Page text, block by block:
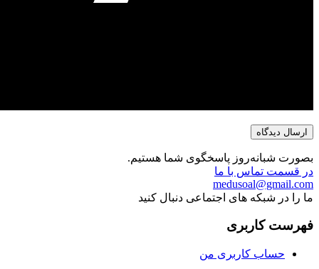
بصورت شبانه‌روز پاسخگوی شما هستیم.
در قسمت تماس با ما
medusoal@gmail.com
ما را در شبکه های اجتماعی دنبال کنید
فهرست کاربری
حساب کاربری من